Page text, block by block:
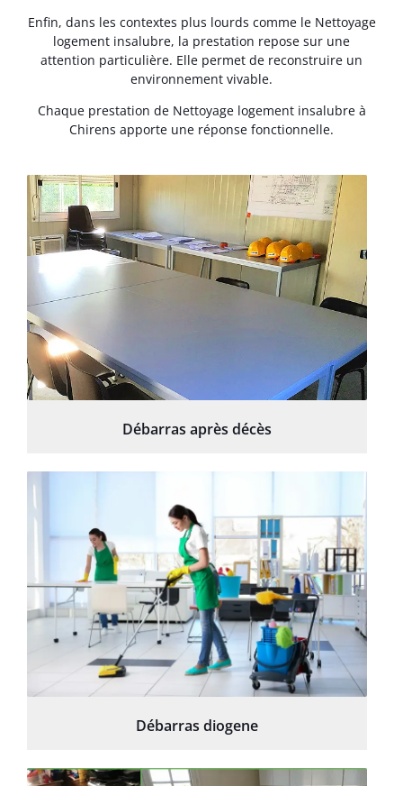
Enfin, dans les contextes plus lourds comme le Nettoyage
logement insalubre, la prestation repose sur une
attention particulière. Elle permet de reconstruire un
environnement vivable.
Chaque prestation de Nettoyage logement insalubre à
Chirens apporte une réponse fonctionnelle.
Débarras après décès
Débarras diogene